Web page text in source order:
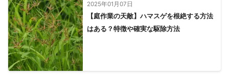
2025年01月07日
【庭作業の天敵】ハマスゲを根絶する方法
はある？特徴や確実な駆除方法